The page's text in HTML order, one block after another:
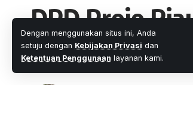
Dengan menggunakan situs ini, Anda
setuju dengan Kebijakan Privasi dan
Ketentuan Penggunaan layanan kami.
DPD Projo
Aplikasi